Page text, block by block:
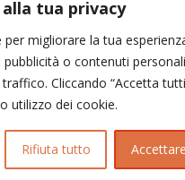
tua privacy
migliorare la tua
o contenuti
Cliccando “Accetta
utilizzo dei cookie.
Rifiuta tutto
Email
X
| Tema perColorlib
WordPress